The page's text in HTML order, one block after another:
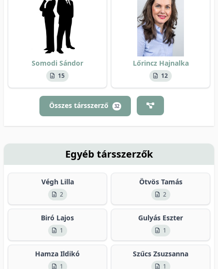
Somodi Sándor
15
Lőrincz Hajnalka
12
Összes társszerző 32
Egyéb társszerzők
Végh Lilla
2
Ötvös Tamás
2
Biró Lajos
1
Gulyás Eszter
1
Hamza Ildikó
1
Szűcs Zsuzsanna
1